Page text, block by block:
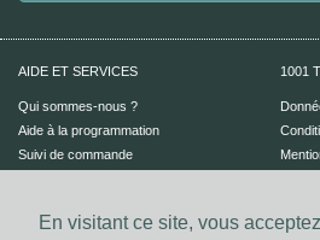
En visitant ce site, vous
AIDE ET SERVICES
Qui sommes-nous ?
Aide à la programmation
Suivi de commande
1001
UN